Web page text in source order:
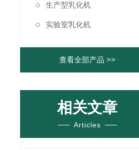
生产型乳化机
实验室乳化机
查看全部产品 >>
相关文章
Articles